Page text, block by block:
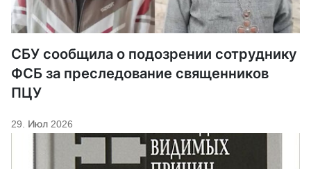
СБУ сообщила о подозрении сотруднику
ФСБ за преследование священников
ПЦУ
29. Июл 2026